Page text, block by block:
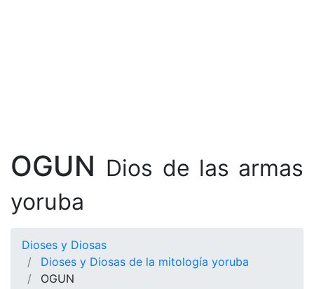
OGUN Dios de las armas
yoruba
Dioses y Diosas
Dioses y Diosas de la mitología yoruba
OGUN